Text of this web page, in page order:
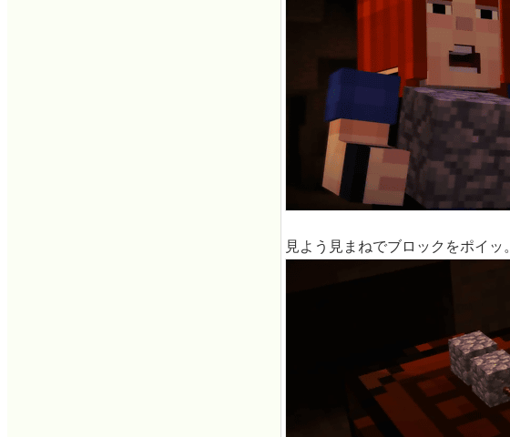
見よう見まねでブロックをポイッ。